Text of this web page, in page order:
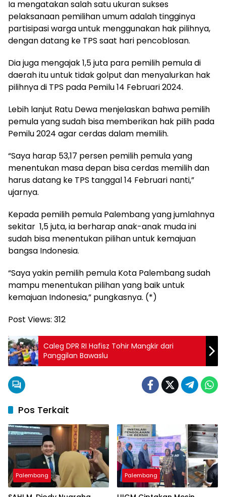
Ia mengatakan salah satu ukuran sukses
pelaksanaan pemilihan umum adalah tingginya
partisipasi warga untuk menggunakan hak pilihnya,
dengan datang ke TPS saat hari pencoblosan.
Dia juga mengajak 1,5 juta para pemilih pemula di
daerah itu untuk tidak golput dan menyalurkan hak
pilihnya di TPS pada Pemilu 14 Februari 2024.
Lebih lanjut Ratu Dewa menjelaskan bahwa pemilih
pemula yang sudah bisa memberikan hak pilih pada
Pemilu 2024 agar cerdas dalam memilih.
“Saya harap 53,17 persen pemilih pemula yang
menentukan masa depan bisa cerdas memilih dan
harus datang ke TPS tanggal 14 Februari nanti,”
ujarnya.
Kepada pemilih pemula Palembang yang jumlahnya
sekitar 1,5 juta, ia berharap anak-anak muda ini
sudah bisa menentukan pilihan untuk kemajuan
bangsa Indonesia.
“Saya yakin pemilih pemula Kota Palembang sudah
mampu menentukan pilihan yang baik untuk
kemajuan Indonesia,” pungkasnya. (*)
Post Views: 312
Caleg DPR RI Hafisz Tohir Mangkir dari
Panggilan Bawaslu
Pos Terkait
Palembang Palembang